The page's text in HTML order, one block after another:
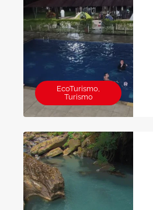
EcoTurismo,
Turismo